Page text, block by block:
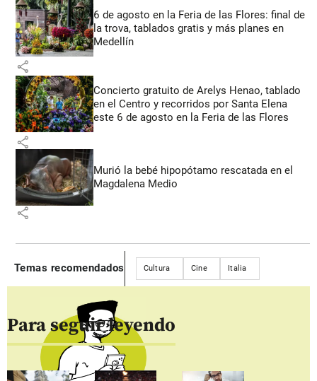
6 de agosto en la Feria de las Flores: final de
la trova, tablados gratis y más planes en
Medellín
share
Concierto gratuito de Arelys Henao, tablado
en el Centro y recorridos por Santa Elena
este 6 de agosto en la Feria de las Flores
share
Murió la bebé hipopótamo rescatada en el
Magdalena Medio
share
Temas recomendados Cultura Cine Italia
Para seguir leyendo